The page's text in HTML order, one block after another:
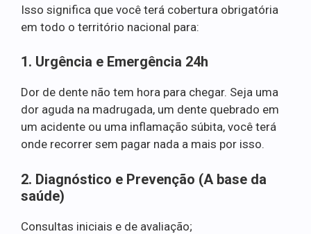
Isso significa que você terá cobertura obrigatória
em todo o território nacional para:
1. Urgência e Emergência 24h
Dor de dente não tem hora para chegar. Seja uma
dor aguda na madrugada, um dente quebrado em
um acidente ou uma inflamação súbita, você terá
onde recorrer sem pagar nada a mais por isso.
2. Diagnóstico e Prevenção (A base da
saúde)
Consultas iniciais e de avaliação;